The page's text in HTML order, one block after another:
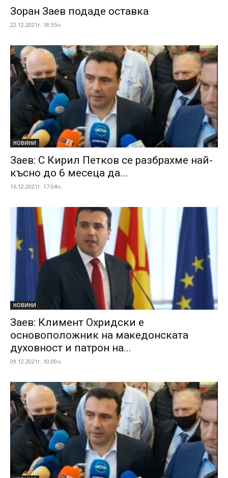
Зоран Заев подаде оставка
22.12.2021г. 18:35ч.
НОВИНИ
Заев: С Кирил Петков се разбрахме най-
късно до 6 месеца да...
16.12.2021г. 17:04ч.
НОВИНИ
Заев: Климент Охридски е
основоположник на македонската
духовност и патрон на...
09.12.2021г. 10:00ч.